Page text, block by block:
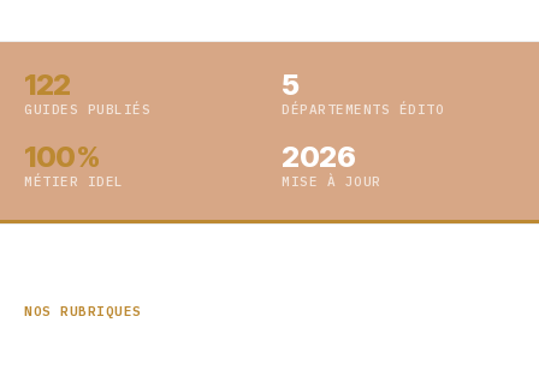
122
GUIDES PUBLIÉS
5
DÉPARTEMENTS ÉDITO
100%
MÉTIER IDEL
2026
MISE À JOUR
NOS RUBRIQUES